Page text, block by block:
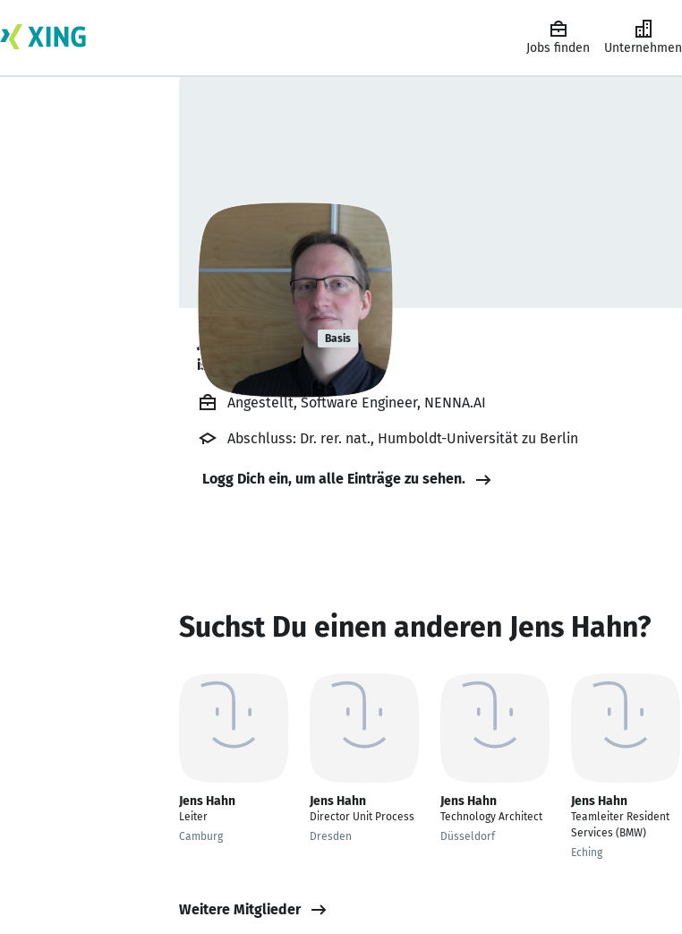
Jobs finden Unternehmen
Jens Hahn Basis
ist verfügbar. ✅
Angestellt, Software Engineer, NENNA.AI
Abschluss: Dr. rer. nat., Humboldt-Universität zu Berlin
Logg Dich ein, um alle Einträge zu sehen.
Suchst Du einen anderen Jens Hahn?
Jens Hahn
Leiter
Camburg
Jens Hahn
Director Unit Process
Dresden
Jens Hahn
Technology Architect
Düsseldorf
Jens Hahn
Teamleiter Resident
Services (BMW)
Eching
Weitere Mitglieder